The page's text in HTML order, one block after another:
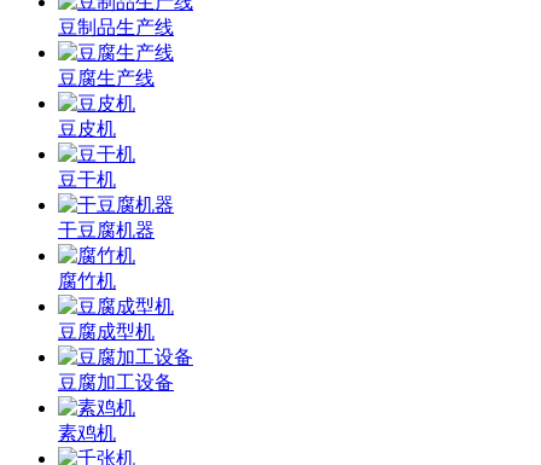
豆制品生产线
豆腐生产线
豆皮机
豆干机
干豆腐机器
腐竹机
豆腐成型机
豆腐加工设备
素鸡机